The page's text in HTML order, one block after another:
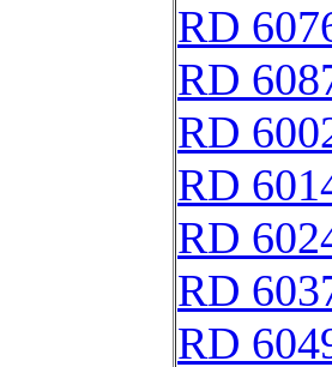
RD
RD
RD
RD
RD
RD
RD